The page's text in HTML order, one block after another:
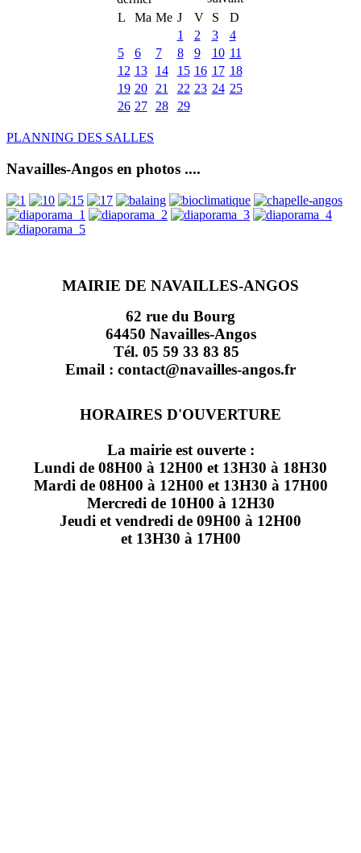
L
Ma Me J V S
D
1
2 3
4
5
6 7 8 9 10 11
12 13 14 15 16 17 18
19 20 21 22 23 24 25
26 27 28 29
PLANNING DES SALLES
Navailles-Angos en photos ....
MAIRIE DE NAVAILLES-ANGOS
62 rue du Bourg
64450 Navailles-Angos
Tél. 05 59 33 83 85
Email : contact@navailles-angos.fr
HORAIRES D'OUVERTURE
La mairie est ouverte :
Lundi de 08H00 à 12H00 et 13H30 à 18H30
Mardi de 08H00 à 12H00 et 13H30 à 17H00
Mercredi de 10H00 à 12H30
Jeudi et vendredi de 09H00 à 12H00
et 13H30 à 17H00